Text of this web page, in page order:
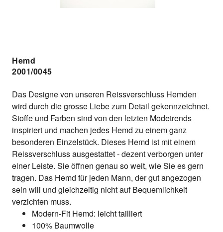
Hemd
2001/0045
Das Designe von unseren Reissverschluss Hemden
wird durch die grosse Liebe zum Detail gekennzeichnet.
Stoffe und Farben sind von den letzten Modetrends
inspiriert und machen jedes Hemd zu einem ganz
besonderen Einzelstück. Dieses Hemd ist mit einem
Reissverschluss ausgestattet - dezent verborgen unter
einer Leiste. Sie öffnen genau so weit, wie Sie es gern
tragen. Das Hemd für jeden Mann, der gut angezogen
sein will und gleichzeitig nicht auf Bequemlichkeit
verzichten muss.
Modern-Fit Hemd: leicht tailliert
100% Baumwolle